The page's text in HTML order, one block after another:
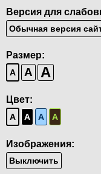
Версия для
Обычная версия
Размер:
A A A
Цвет:
A A A A
Изображения:
Выключить